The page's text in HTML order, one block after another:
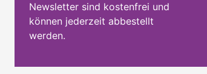
Newsletter sind kostenfrei und
können jederzeit abbestellt
werden.